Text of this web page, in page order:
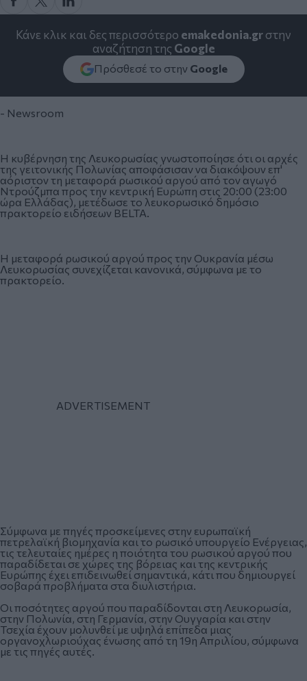
Κάνε κλικ και δες περισσότερο emakedonia.grστην
αναζήτηση της Google
Πρόσθεσέ το στην Google
- Newsroom
Η κυβέρνηση της Λευκορωσίας γνωστοποίησε ότι οι αρχές
της γειτονικής Πολωνίας αποφάσισαν να διακόψουν επ'
αόριστον τη μεταφορά ρωσικού αργού από τον αγωγό
Ντρούζμπα προς την κεντρική Ευρώπη στις 20:00 (23:00
ώρα Ελλάδας), μετέδωσε το λευκορωσικό δημόσιο
πρακτορείο ειδήσεων BELTA.
Η μεταφορά ρωσικού αργού προς την Ουκρανία μέσω
Λευκορωσίας συνεχίζεται κανονικά, σύμφωνα με το
πρακτορείο.
Σύμφωνα με πηγές προσκείμενες στην ευρωπαϊκή
πετρελαϊκή βιομηχανία και το ρωσικό υπουργείο Ενέργειας,
τις τελευταίες ημέρες η ποιότητα του ρωσικού αργού που
παραδίδεται σε χώρες της βόρειας και της κεντρικής
Ευρώπης έχει επιδεινωθεί σημαντικά, κάτι που δημιουργεί
σοβαρά προβλήματα στα διυλιστήρια.
Οι ποσότητες αργού που παραδίδονται στη Λευκορωσία,
στην Πολωνία, στη Γερμανία, στην Ουγγαρία και στην
Τσεχία έχουν μολυνθεί με υψηλά επίπεδα μιας
οργανοχλωριούχας ένωσης από τη 19η Απριλίου, σύμφωνα
με τις πηγές αυτές.